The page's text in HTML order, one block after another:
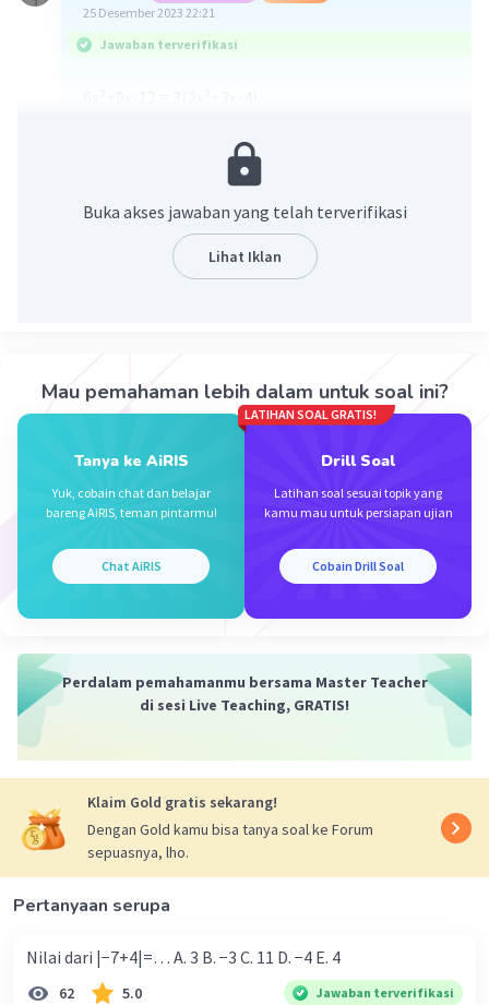
25 Desember 2023 22:21
Jawaban terverifikasi
Nabiilah T
Berlangganan Level 24
27 Desember 2023 03:14
👆🏻keluarkan faktor 3 dari bentuk
jadi penyelesaiannya = 3 ( 2x² +3x - 4 )
Beri Rating·0.0
Buka akses jawaban yang telah terverifikasi
Lihat Iklan
Mau pemahaman lebih dalam untuk soal ini?
Tanya ke AiRIS
Yuk, cobain chat dan belajar
bareng AiRIS, teman pintarmu!
Chat AiRIS
LATIHAN SOAL GRATIS!
Drill Soal
Latihan soal sesuai topik yang
kamu mau untuk persiapan ujian
Cobain Drill Soal
Perdalam pemahamanmu bersama Master Teacher
di sesi Live Teaching, GRATIS!
Klaim Gold gratis sekarang!
Dengan Gold kamu bisa tanya soal ke Forum
sepuasnya, lho.
Pertanyaan serupa
Nilai dari |−7+4|=… A. 3 B. −3 C. 11 D. −4 E. 4
62 5.0 Jawaban terverifikasi